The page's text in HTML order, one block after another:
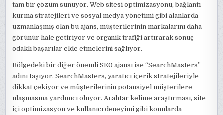
tam bir çözüm sunuyor. Web sitesi optimizasyonu, bağlantı
kurma stratejileri ve sosyal medya yönetimi gibi alanlarda
uzmanlaşmış olan bu ajans, müşterilerinin markalarını daha
görünür hale getiriyor ve organik trafiği artırarak sonuç
odaklı başarılar elde etmelerini sağlıyor.
Bölgedeki bir diğer önemli SEO ajansı ise “SearchMasters”
adını taşıyor. SearchMasters, yaratıcı içerik stratejileriyle
dikkat çekiyor ve müşterilerinin potansiyel müşterilere
ulaşmasına yardımcı oluyor. Anahtar kelime araştırması, site
içi optimizasyon ve kullanıcı deneyimi gibi konularda